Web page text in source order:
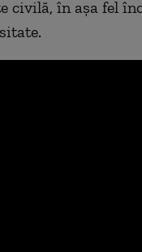
civilă, în așa fel